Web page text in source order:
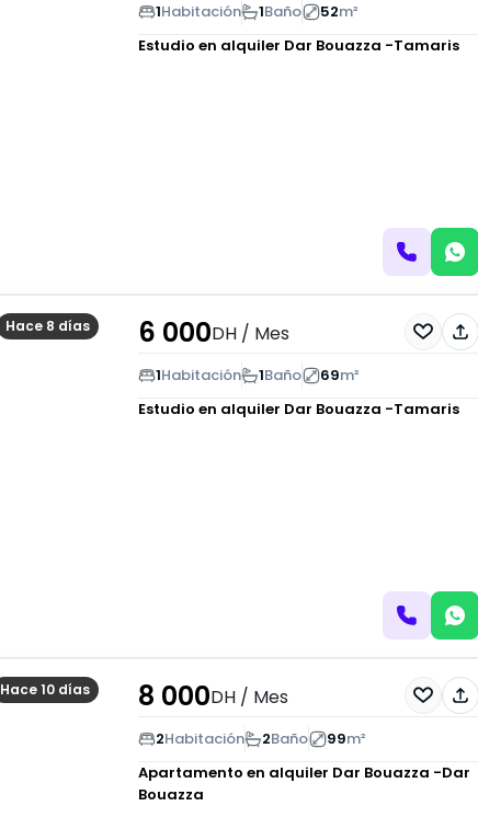
1Habitación 1Baño 52m²
Estudio en alquiler Dar Bouazza -Tamaris
Hace 8 días 6 000DH/ Mes
1Habitación 1Baño 69m²
Estudio en alquiler Dar Bouazza -Tamaris
Hace 10 días 8 000DH/ Mes
2Habitación 2Baño 99m²
Apartamento en alquiler Dar Bouazza -Dar
Bouazza